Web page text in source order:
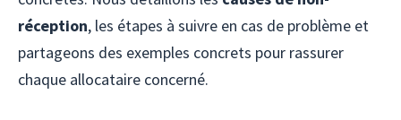
réception, les étapes à suivre en cas de problème et
partageons des exemples concrets pour rassurer
chaque allocataire concerné.